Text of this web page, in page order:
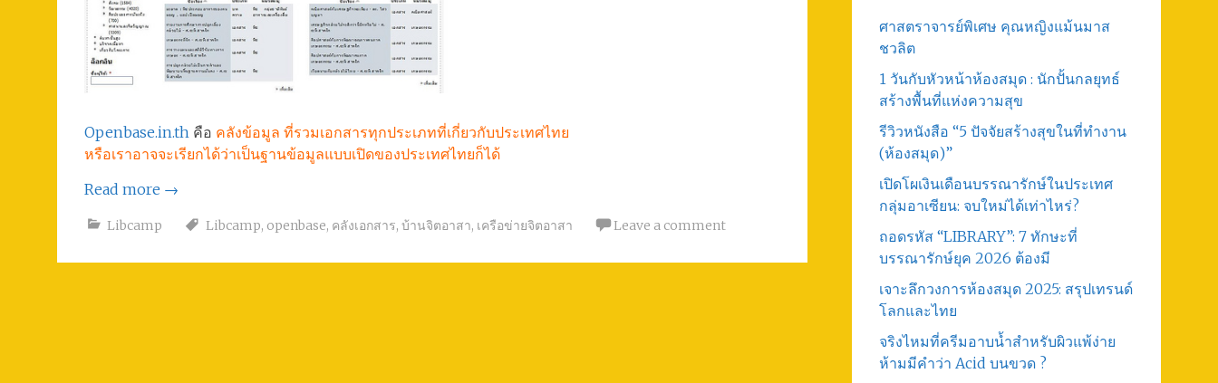
Openbase.in.th คือ คลังข้อมูล ที่รวมเอกสารทุกประเภทที่เกี่ยวกับประเทศไทย
หรือเราอาจจะเรียกได้ว่าเป็นฐานข้อมูลแบบเปิดของประเทศไทยก็ได้
Read more →
Libcamp Libcamp, openbase, คลังเอกสาร, บ้านจิตอาสา, เครือข่ายจิตอาสา Leave a comment
ศาสตราจารย์พิเศษ คุณหญิงแม้นมาส
ชวลิต
1 วันกับหัวหน้าห้องสมุด : นักปั้นกลยุทธ์
สร้างพื้นที่แห่งความสุข
รีวิวหนังสือ “5 ปัจจัยสร้างสุขในที่ทำงาน
(ห้องสมุด)”
เปิดโผเงินเดือนบรรณารักษ์ในประเทศ
กลุ่มอาเซียน: จบใหม่ได้เท่าไหร่?
ถอดรหัส “LIBRARY”: 7 ทักษะที่
บรรณารักษ์ยุค 2026 ต้องมี
เจาะลึกวงการห้องสมุด 2025: สรุปเทรนด์
โลกและไทย
จริงไหมที่ครีมอาบน้ำสำหรับผิวแพ้ง่าย
ห้ามมีคำว่า Acid บนขวด ?